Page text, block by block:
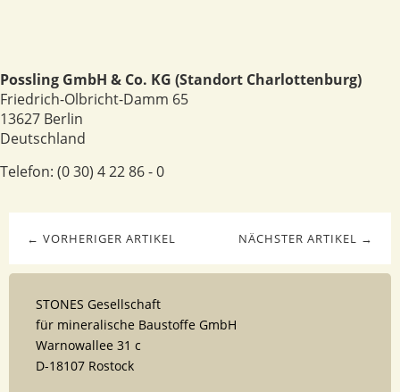
Possling GmbH & Co. KG (Standort Charlottenburg)
Friedrich-Olbricht-Damm 65
13627 Berlin
Deutschland
Telefon: (0 30) 4 22 86 - 0
NÄCHSTER ARTIKEL →
← VORHERIGER ARTIKEL
STONES Gesellschaft
für mineralische Baustoffe GmbH
Warnowallee 31 c
D-18107 Rostock